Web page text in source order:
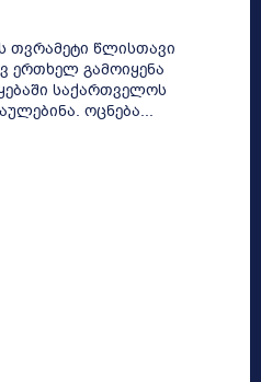
თვრამეტი წლისთავი
ერთხელ გამოიყენა
საქართველოს
ოცნება...